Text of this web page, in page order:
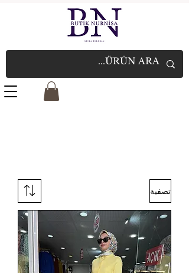
تصفية